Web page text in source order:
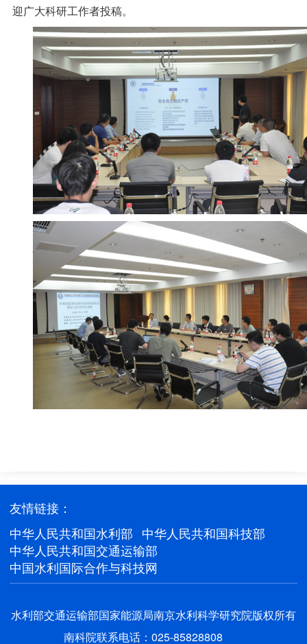
迎广大科研工作者投稿。
友情链接：
中华人民共和国水利部 中华人民共和国科技部
中华人民共和国交通运输部
中国水利国际合作与科技网
水利部交通运输部国家能源局南京水利科学研究院版权所有
南科院联系电话：025-85828808